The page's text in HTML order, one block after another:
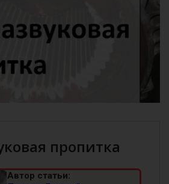
пропитка
Автор статьи: